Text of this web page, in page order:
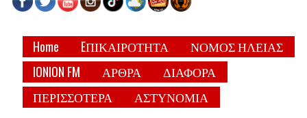
Home EΠΙΚΑΙΡΟΤΗΤΑ
ΝΟΜΟΣ ΗΛΕΙΑΣ
IONION FM
ΑΡΘΡΑ
ΔΙΑΦΟΡΑ
ΠΕΡΙΣΣΟΤΕΡΑ
ΑΣΤΥΝΟΜΙΑ